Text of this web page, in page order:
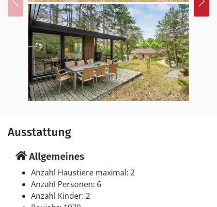
bewundern das kleinste Rathaus der Welt.
Ausstattung
Allgemeines
Anzahl Haustiere maximal: 2
Anzahl Personen: 6
Anzahl Kinder: 2